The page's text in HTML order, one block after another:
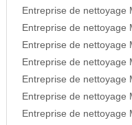
Entreprise de nettoyage
Entreprise de nettoyage
Entreprise de nettoyage
Entreprise de nettoyage
Entreprise de nettoyage
Entreprise de nettoyage
Entreprise de nettoyage